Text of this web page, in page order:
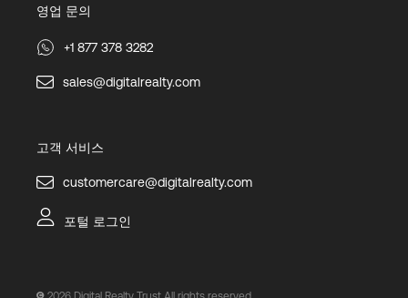
영업 문의
+1 877 378 3282
sales@digitalrealty.com
고객 서비스
customercare@digitalrealty.com
포털 로그인